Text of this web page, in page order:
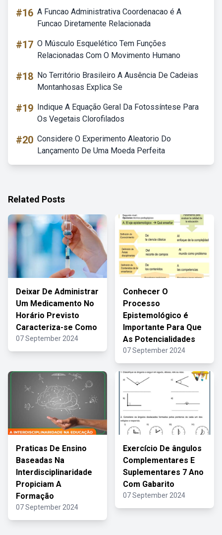
#16 A Funcao Administrativa Coordenacao é A
Funcao Diretamente Relacionada
#17 O Músculo Esquelético Tem Funções
Relacionadas Com O Movimento Humano
#18 No Território Brasileiro A Ausência De Cadeias
Montanhosas Explica Se
#19 Indique A Equação Geral Da Fotossíntese Para
Os Vegetais Clorofilados
#20 Considere O Experimento Aleatorio Do
Lançamento De Uma Moeda Perfeita
Related Posts
Deixar De Administrar
Um Medicamento No
Horário Previsto
Caracteriza-se Como
07 September 2024
Conhecer O
Processo
Epistemológico é
Importante Para Que
As Potencialidades
07 September 2024
Praticas De Ensino
Baseadas Na
Interdisciplinaridade
Propiciam A
Formação
07 September 2024
Exercício De ângulos
Complementares E
Suplementares 7 Ano
Com Gabarito
07 September 2024